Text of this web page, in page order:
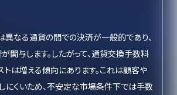
異なる通貨の間での決済が一般的であり、
関与します。したがって、通貨交換手数料
トは増える傾向にあります。これは顧客や
にくいため、不安定な市場条件下では手数